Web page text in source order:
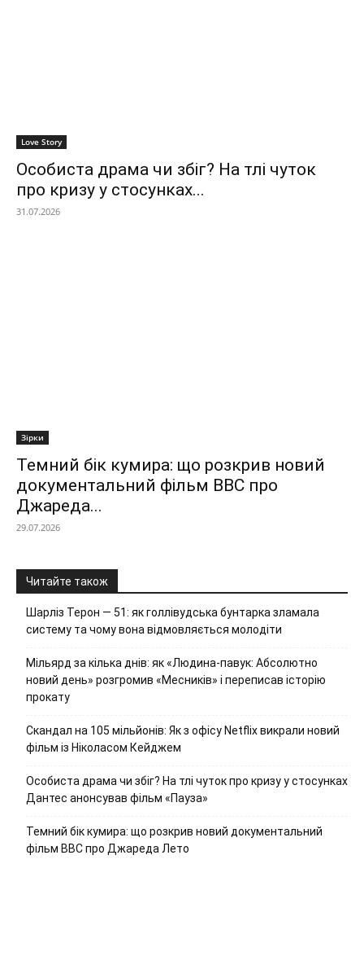
Love Story
Особиста драма чи збіг? На тлі чуток
про кризу у стосунках...
31.07.2026
Зірки
Темний бік кумира: що розкрив новий
документальний фільм ВВС про
Джареда...
29.07.2026
Читайте також
Шарліз Терон — 51: як голлівудська бунтарка зламала
систему та чому вона відмовляється молодіти
Мільярд за кілька днів: як «Людина-павук: Абсолютно
новий день» розгромив «Месників» і переписав історію
прокату
Скандал на 105 мільйонів: Як з офісу Netflix викрали новий
фільм із Ніколасом Кейджем
Особиста драма чи збіг? На тлі чуток про кризу у стосунках
Дантес анонсував фільм «Пауза»
Темний бік кумира: що розкрив новий документальний
фільм ВВС про Джареда Лето